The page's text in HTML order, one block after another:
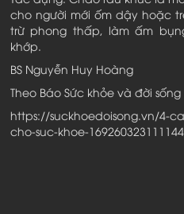
cho người mới ốm dậy hoặc
trừ phong thấp, làm ấm
khớp.
BS Nguyễn Huy Hoàng
Theo Báo Sức khỏe và đời sống
https://suckhoedoisong.vn/4-
cho-suc-khoe-